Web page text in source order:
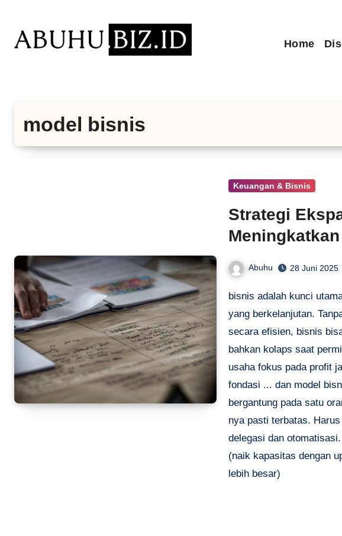
konten
Home
model bisnis
Keuangan & Bisnis
Strategi
Abuhu 28 Juni 2025
bisnis adalah kunci
yang berkelanjutan.
secara efisien, bisnis
bahkan kolaps saat
usaha fokus pada profit
fondasi ... dan model
bergantung pada satu
nya pasti terbatas.
delegasi dan
(naik kapasitas dengan
lebih besar)